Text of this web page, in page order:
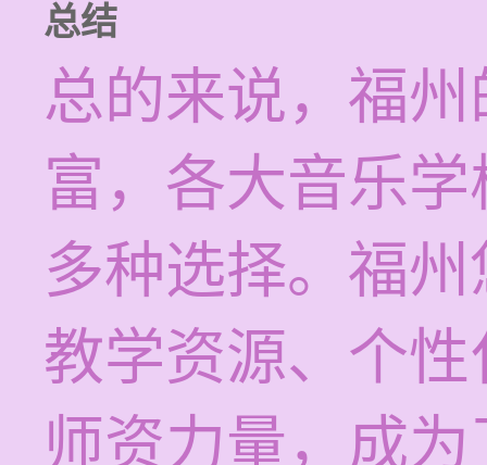
总结
总的来说，福
富，各大音乐
多种选择。福
教学资源、个
师资力量，成